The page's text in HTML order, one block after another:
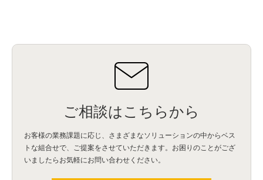
ご相談はこちらから
お客様の業務課題に応じ、さまざまなソリューションの中からベス
トな組合せで、
ご提案をさせていただきます。お困りのことがござ
いましたらお気軽にお問い合わせください。